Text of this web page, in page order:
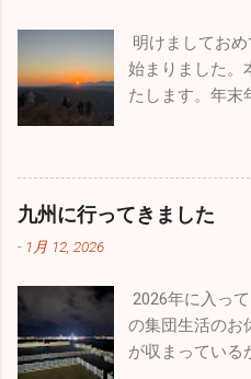
トからお招き
が行ってきまし
地祭と違って激
す。普通に空
幸せです。 那覇
分ほどなんで
半分以下しか飛
わずか１５～２
が、太平洋側
いですが元気な
分もなぜだが風
せんが、休日
今回はワンコの
た。平日は朝早
思いっきり走
した。 ここの
さんのワンコ達
明けましてお
始まりました。
たします。年末
お休みを頂き
た。 昨年末は
っていることか
開始し数日経
ん。診療所も穏
です。 楽しかっ
九州に行ってきました
- 1月 12, 2026
2026年に入っ
の集団生活のお
が収まっている